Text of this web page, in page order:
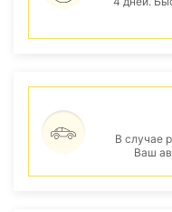
В случае
Ваш